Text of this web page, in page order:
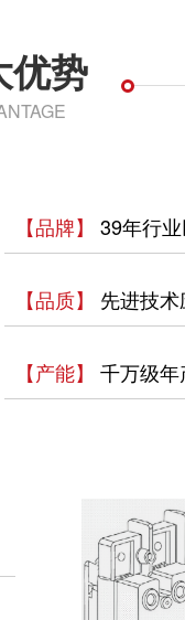
优势
【品牌】 39年行
【品质】 先进技
【产能】 千万级